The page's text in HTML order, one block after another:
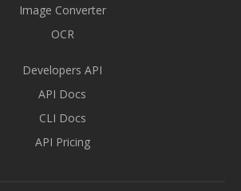
Image Converter
OCR
Developers API
API Docs
CLI Docs
API Pricing